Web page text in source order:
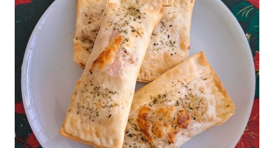
Esqueça Salgadinho de Supermercado, Experimente
Chips de Mandioquinha na Air Fryer É hora de dizer adeus
aos salgadinhos de supermercado tão condimentados,
caros e artificiais, a boa notícia é que você vai ver como
é fácil preparar em casa um salgadinho caseiro e natural
de chips de mandioquinha na Air Fryer. Essa receita é uma